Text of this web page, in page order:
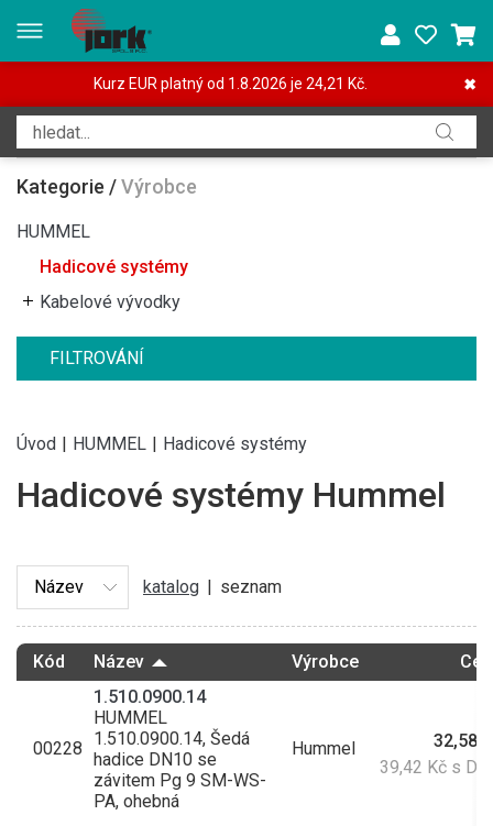
✖
Kurz EUR platný od 1.8.2026 je 24,21 Kč.
Kategorie /Výrobce
HUMMEL
Hadicové systémy
Kabelové vývodky
FILTROVÁNÍ
Úvod | HUMMEL | Hadicové systémy
Hadicové systémy Hummel
katalog | seznam
Kód Název Výrobce
00228
1.510.0900.14
HUMMEL
1.510.0900.14, Šedá
hadice DN10 se
závitem Pg 9 SM-WS-
PA, ohebná
Hummel
32,58
39,42 Kč s